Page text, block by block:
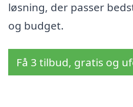
løsning, der passer
og budget.
Få 3 tilbud, gratis og